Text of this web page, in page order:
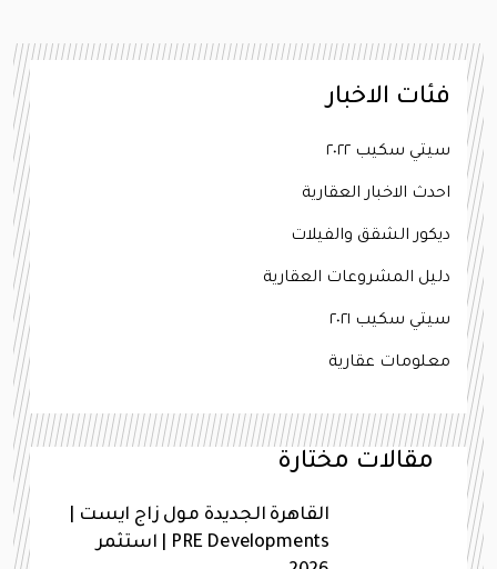
فئات الاخبار
سيتي سكيب ٢٠٢٢
احدث الاخبار العقارية
ديكور الشقق والفيلات
دليل المشروعات العقارية
سيتي سكيب ٢٠٢١
معلومات عقارية
مقالات مختارة
القاهرة الجديدة مول زاج ايست |
PRE Developments | استثمر